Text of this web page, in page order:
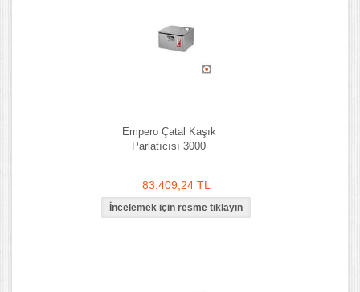
Empero Çatal Kaşık
Parlatıcısı 3000
83.409,24 TL